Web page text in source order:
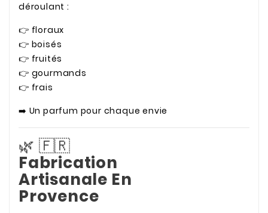
déroulant :
👉 floraux
👉 boisés
👉 fruités
👉 gourmands
👉 frais
➡️ Un parfum pour chaque envie
🌿 🇫🇷
Fabrication
Artisanale En
Provence